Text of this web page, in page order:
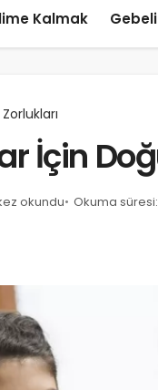
Kalmak
İçin
okundu Okuma süresi: